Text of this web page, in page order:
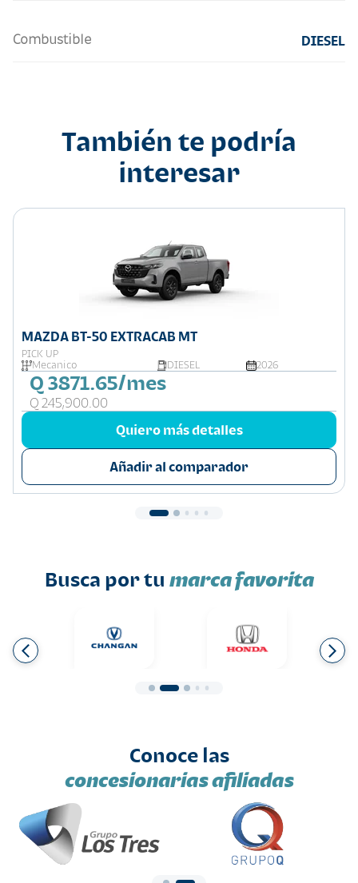
Combustible DIESEL
También te podría
interesar
MAZDA BT-50 EXTRACAB MT
PICK UP
Mecanico
DIESEL 2026
Q 3871.65/mes
Q 245,900.00
Quiero más detalles
Añadir al comparador
Busca por tu marca favorita
Conoce las
concesionarias afiliadas